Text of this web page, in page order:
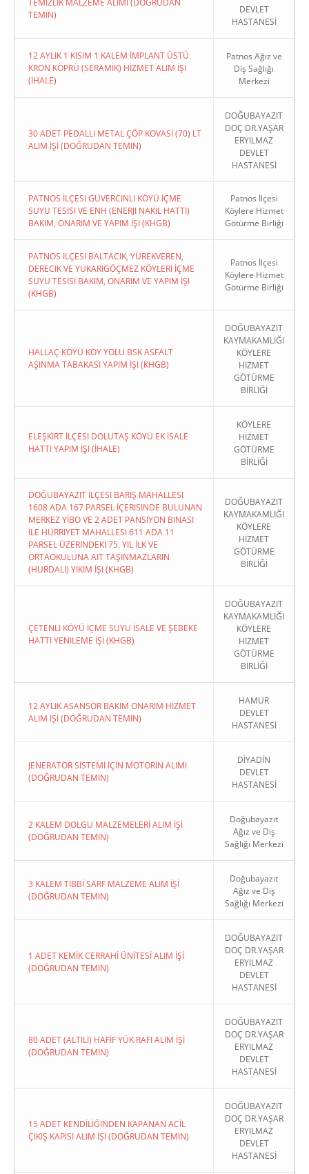
TEMİZLİK MALZEME ALIMI (DOĞRUDAN
TEMIN)
DEVLET
HASTANESİ
12 AYLIK 1 KISIM 1 KALEM İMPLANT ÜSTÜ
KRON KÖPRÜ (SERAMİK) HİZMET ALIM İŞİ
(İHALE)
Patnos Ağız ve
Diş Sağlığı
Merkezi
30 ADET PEDALLI METAL ÇÖP KOVASI (70) LT
ALIM İŞİ (DOĞRUDAN TEMIN)
DOĞUBAYAZIT
DOÇ DR.YAŞAR
ERYILMAZ
DEVLET
HASTANESİ
PATNOS İLÇESI GÜVERCINLI KÖYÜ İÇME
SUYU TESISI VE ENH (ENERJI NAKIL HATTI)
BAKIM, ONARIM VE YAPIM İŞI (KHGB)
Patnos İlçesi
Köylere Hizmet
Götürme Birliği
PATNOS İLÇESI BALTACIK, YÜREKVEREN,
DERECIK VE YUKARIGÖÇMEZ KÖYLERI İÇME
SUYU TESISI BAKIM, ONARIM VE YAPIM İŞI
(KHGB)
Patnos İlçesi
Köylere Hizmet
Götürme Birliği
HALLAÇ KÖYÜ KÖY YOLU BSK ASFALT
AŞINMA TABAKASI YAPIM İŞI (KHGB)
DOĞUBAYAZIT
KAYMAKAMLIĞI
KÖYLERE
HİZMET
GÖTÜRME
BİRLİĞİ
ELEŞKIRT İLÇESI DOLUTAŞ KÖYÜ EK İSALE
HATTI YAPIM İŞI (İHALE)
KÖYLERE
HİZMET
GÖTÜRME
BİRLİĞİ
DOĞUBAYAZIT İLÇESI BARIŞ MAHALLESI
1608 ADA 167 PARSEL İÇERISINDE BULUNAN
MERKEZ YİBO VE 2 ADET PANSIYON BINASI
İLE HÜRRIYET MAHALLESI 611 ADA 11
PARSEL ÜZERINDEKI 75. YIL İLK VE
ORTAOKULUNA AIT TAŞINMAZLARIN
(HURDALI) YIKIM İŞI (KHGB)
DOĞUBAYAZIT
KAYMAKAMLIĞI
KÖYLERE
HİZMET
GÖTÜRME
BİRLİĞİ
ÇETENLI KÖYÜ İÇME SUYU İSALE VE ŞEBEKE
HATTI YENILEME İŞI (KHGB)
DOĞUBAYAZIT
KAYMAKAMLIĞI
KÖYLERE
HİZMET
GÖTÜRME
BİRLİĞİ
12 AYLIK ASANSÖR BAKIM ONARIM HİZMET
ALIM İŞİ (DOĞRUDAN TEMIN)
HAMUR
DEVLET
HASTANESİ
JENERATÖR SİSTEMİ İÇİN MOTORİN ALIMI
(DOĞRUDAN TEMIN)
DİYADİN
DEVLET
HASTANESİ
2 KALEM DOLGU MALZEMELERİ ALIM İŞİ
(DOĞRUDAN TEMIN)
Doğubayazıt
Ağız ve Diş
Sağlığı Merkezi
3 KALEM TIBBİ SARF MALZEME ALIM İŞİ
(DOĞRUDAN TEMIN)
Doğubayazıt
Ağız ve Diş
Sağlığı Merkezi
1 ADET KEMİK CERRAHİ ÜNİTESİ ALIM İŞİ
(DOĞRUDAN TEMIN)
DOĞUBAYAZIT
DOÇ DR.YAŞAR
ERYILMAZ
DEVLET
HASTANESİ
80 ADET (ALTILI) HAFİF YÜK RAFI ALIM İŞİ
(DOĞRUDAN TEMIN)
DOĞUBAYAZIT
DOÇ DR.YAŞAR
ERYILMAZ
DEVLET
HASTANESİ
15 ADET KENDİLİĞİNDEN KAPANAN ACİL
ÇIKIŞ KAPISI ALIM İŞİ (DOĞRUDAN TEMIN)
DOĞUBAYAZIT
DOÇ DR.YAŞAR
ERYILMAZ
DEVLET
HASTANESİ